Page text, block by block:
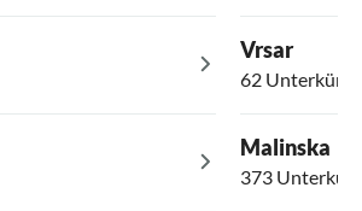
Vrsar
62
Malinska
373